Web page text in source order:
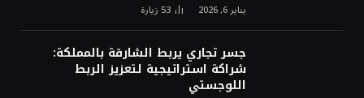
يناير 6, 2026 53 زيارة
جسر تجاري يربط الشارقة بالمملكة:
شراكة استراتيجية لتعزيز الربط
اللوجستي